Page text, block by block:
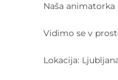
Naša
Vidimo se v
Lokacija: